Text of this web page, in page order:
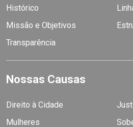
Histórico
Missão e Objetivos
Transparência
Nossas Causas
Direito à Cidade
Mulheres